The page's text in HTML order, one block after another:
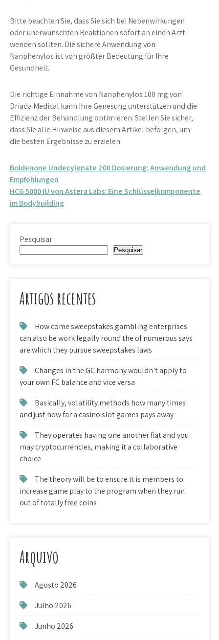
Bitte beachten Sie, dass Sie sich bei Nebenwirkungen
oder unerwünschten Reaktionen sofort an einen Arzt
wenden sollten. Die sichere Anwendung von
Nanphenylos ist von größter Bedeutung für Ihre
Gesundheit.
Die richtige Einnahme von Nanphenylos 100 mg von
Driada Medical kann Ihre Genesung unterstützen und die
Effizienz der Behandlung optimieren. Stellen Sie sicher,
dass Sie alle Hinweise aus diesem Artikel befolgen, um
die besten Ergebnisse zu erzielen.
Navegação
de
artigos
Boldenone Undecylenate 200 Dosierung: Anwendung und
Empfehlungen
HCG 5000 IU von Astera Labs: Eine Schlüsselkomponente
im Bodybuilding
Pesquisar
Pesquisar
Artigos recentes
How come sweepstakes gambling enterprises
can also be work legally round the of numerous says
are which they pursue sweepstakes laws
Changes in the GC harmony wouldn’t apply to
your own FC balance and vice versa
Basically, volatility methods how many times
and just how far a casino slot games pays away
They operates having one another fiat and you
may cryptocurrencies, making it a collaborative
choice
The theory will be to ensure it is members to
increase game play to the program when they run
out of totally free coins
Arquivo
Agosto 2026
Julho 2026
Junho 2026